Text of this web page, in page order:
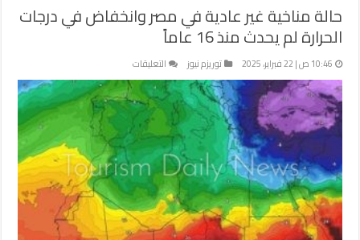
حالة مناخية غير عادية في مصر وانخفاض في درجات
الحرارة لم يحدث منذ 16 عاماً
10:46 ص | 22 فبراير، 2025 توريزم نيوز التعليقات
حالة
مناخية
غير
عادية
في
مصر
وانخفاض
في
درجات
الحرارة